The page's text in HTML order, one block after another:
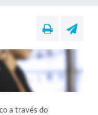
a través do